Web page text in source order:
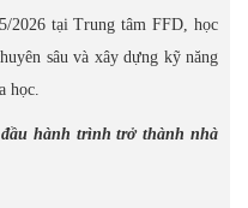
2026 tại Trung tâm FFD, học
sâu và xây dựng kỹ năng
học.
đầu hành trình trở thành nhà